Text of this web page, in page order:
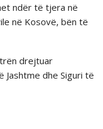
ndёr tё tjera nё
në Kosovë, bёn tё
drejtuar
dhe Siguri të